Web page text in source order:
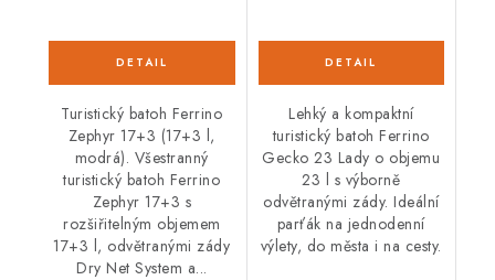
Turistický batoh Ferrino
Zephyr 17+3 (17+3 l,
modrá). Všestranný
turistický batoh Ferrino
Zephyr 17+3 s
rozšiřitelným objemem
17+3 l, odvětranými zády
Dry Net System a...
Lehký a kompaktní
turistický batoh Ferrino
Gecko 23 Lady o objemu
23 l s výborně
odvětranými zády. Ideální
parťák na jednodenní
výlety, do města i na cesty.